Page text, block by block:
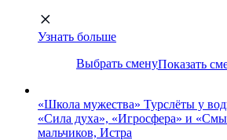
Узнать больше
Выбрать сменуПоказать
«Школа мужества» Турслёты у
«Сила духа», «Игросфера» и
мальчиков, Истра